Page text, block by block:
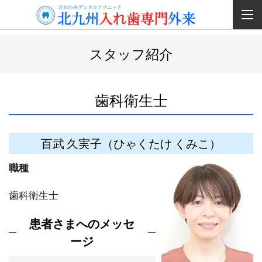
スタッフ紹介
歯科衛生士
百武 久実子（ひゃくたけ くみこ）
職種
歯科衛生士
患者さまへのメッセ
ージ